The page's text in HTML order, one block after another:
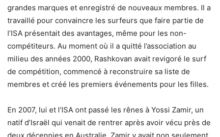
grandes marques et enregistré de nouveaux membres. Il a
travaillé pour convaincre les surfeurs que faire partie de
l’ISA présentait des avantages, même pour les non-
compétiteurs. Au moment où il a quitté l’association au
milieu des années 2000, Rashkovan avait revigoré le surf
de compétition, commencé à reconstruire sa liste de
membres et créé les premiers événements pour les filles.
En 2007, lui et l’ISA ont passé les rênes à Yossi Zamir, un
natif d’Israël qui venait de rentrer après avoir vécu près de
deux décennies en Australie. Zamir y avait non seulement